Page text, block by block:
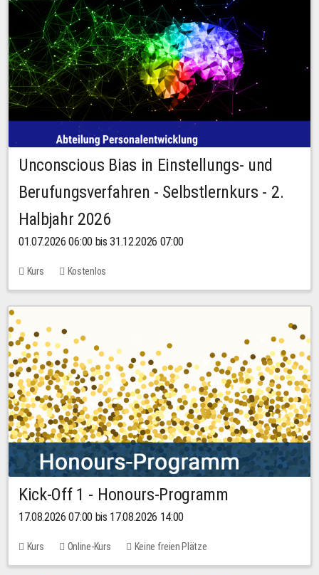
Unconscious Bias in Einstellungs- und
Berufungsverfahren - Selbstlernkurs - 2.
Halbjahr 2026
01.07.2026 06:00 bis 31.12.2026 07:00
Kurs Kostenlos
Kick-Off 1 - Honours-Programm
17.08.2026 07:00 bis 17.08.2026 14:00
Kurs Online-Kurs Keine freien Plätze